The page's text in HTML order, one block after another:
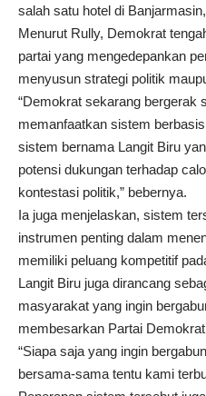
salah satu hotel di
Menurut Rully, Demokrat
partai yang mengedepankan
menyusun strategi politik
“Demokrat sekarang bergerak
memanfaatkan sistem
sistem bernama Langit Biru
potensi dukungan terhadap
kontestasi politik,” bebernya.
Ia juga menjelaskan, sistem
instrumen penting dalam
memiliki peluang kompetitif
Langit Biru juga dirancang
masyarakat yang ingin
membesarkan Partai
“Siapa saja yang ingin
bersama-sama tentu kami